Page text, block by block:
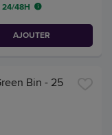
24/48H
AJOUTER
Bin - 25